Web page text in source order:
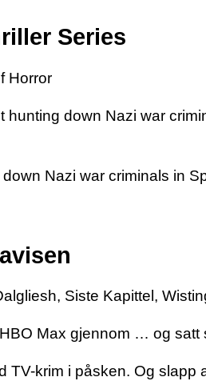
Series
Horror
down Nazi war
Nazi war criminals in
Siste Kapittel,
Max gjennom … og
krim i påsken. Og